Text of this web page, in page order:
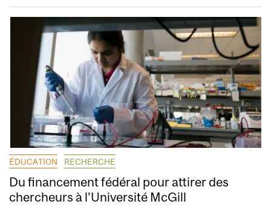
ÉDUCATION RECHERCHE
Du financement fédéral pour attirer des
chercheurs à l’Université McGill